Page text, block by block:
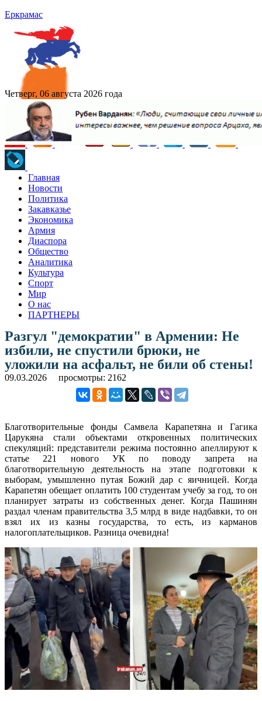
Еркрамас
Четверг, 06 августа 2026 года
Главная
Новости
Политика
Закавказье
Экономика
Армия
Диаспора
Общество
Аналитика
Культура
Спорт
Мир
О нас
ПАРТНЕРЫ
Разгул "демократии" в Армении: Не
избили, не спустили брюки, не
уложили на асфальт, не били об стены!
09.03.2026 просмотры: 2162
Благотворительные фонды Самвела Карапетяна и Гагика
Царукяна стали объектами откровенных политических
спекуляций: представители режима постоянно апеллируют к
статье 221 нового УК по поводу запрета на
благотворительную деятельность на этапе подготовки к
выборам, умышленно путая Божий дар с яичницей. Когда
Карапетян обещает оплатить 100 студентам учебу за год, то он
планирует затраты из собственных денег. Когда Пашинян
раздал членам правительства 3,5 млрд в виде надбавки, то он
взял их из казны государства, то есть, из карманов
налогоплательщиков. Разница очевидна!